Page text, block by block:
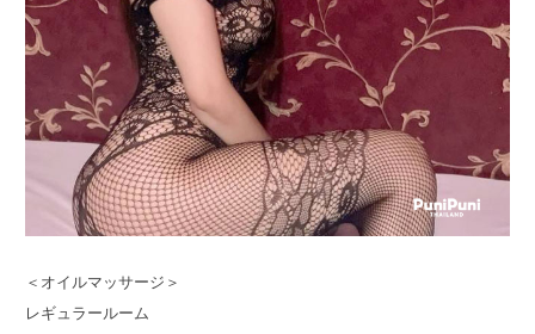
＜オイルマッサージ＞
レギュラールーム